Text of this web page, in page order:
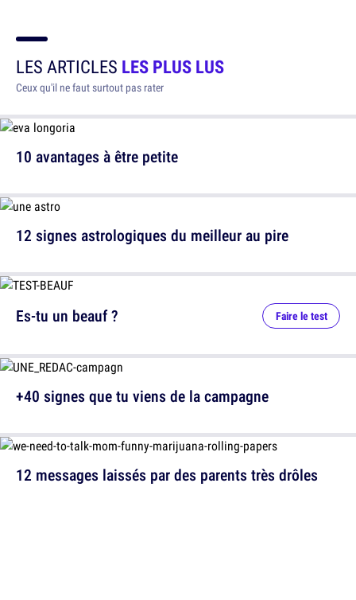
LES ARTICLES LES PLUS LUS
Ceux qu'il ne faut surtout pas rater
10 avantages à être petite
12 signes astrologiques du meilleur au pire
12 messages laissés par des parents très drôles
Es-tu un beauf ? Faire le test
+40 signes que tu viens de la campagne